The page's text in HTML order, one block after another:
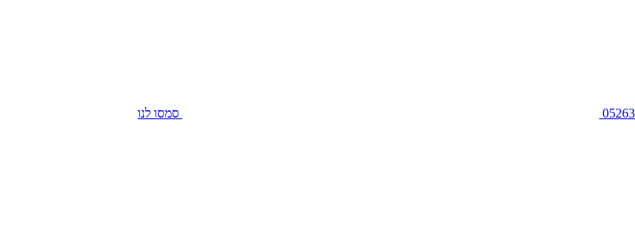
סמסו לנו